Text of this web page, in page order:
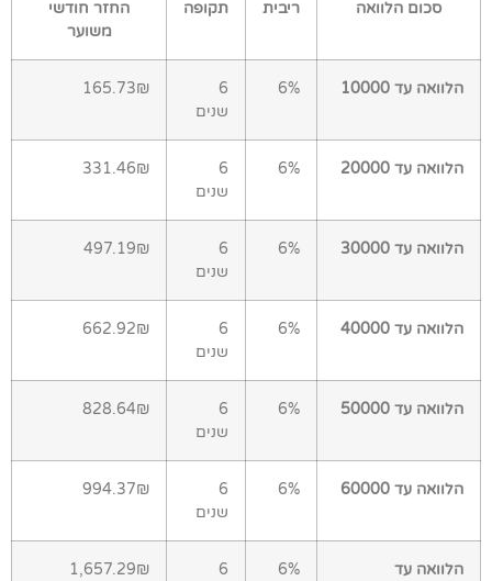
סכום הלוואה ריבית תקופה
החזר חודשי
משוער
הלוואה עד 10000 6%
6
שנים
165.73₪
הלוואה עד 20000 6%
6
שנים
331.46₪
הלוואה עד 30000 6%
6
שנים
497.19₪
הלוואה עד 40000 6%
6
שנים
662.92₪
הלוואה עד 50000 6%
6
שנים
828.64₪
הלוואה עד 60000 6%
6
שנים
994.37₪
הלוואה עד
6%
6
1,657.29₪